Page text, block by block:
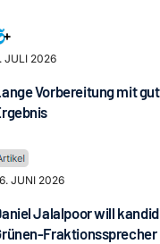
JULI 2026
Vorbereitung mit
JUNI 2026
Jalalpoor will